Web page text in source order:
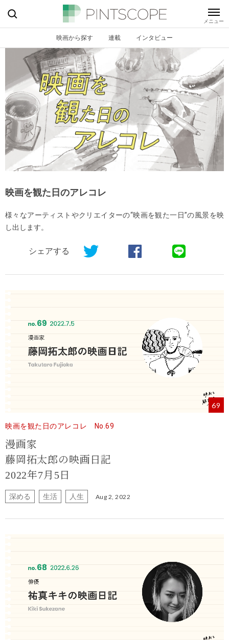
映画から探す 連載 インタビュー
映画を観た日のアレコレ
様々なアーティストやクリエイターの“映画を観た一日”の風景を映
し出します。
シェアする
69
映画を観た日のアレコレ No.69
漫画家
藤岡拓太郎の映画日記
2022年7月5日
深める 生活 人生 Aug 2, 2022